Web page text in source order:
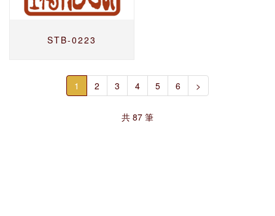
STB-0223
1 2 3 4 5 6 >
共 87 筆